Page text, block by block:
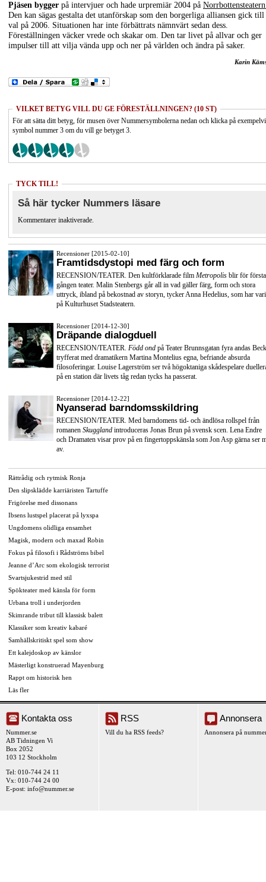
Pjäsen bygger på intervjuer och hade urpremiär 2004 på
Den kan sägas gestalta det utanförskap som den borgerliga alliansen gick till
val på 2006. Situationen har inte förbättrats nämnvärt sedan dess.
Föreställningen väcker vrede och skakar om. Den tar livet på allvar och ger
impulser till att vilja vända upp och ner på världen och ändra på saker.
Karin
VILKET BETYG VILL DU GE FÖRESTÄLLNINGEN? (10 ST)
För att sätta ditt betyg, för musen över Nummersymbolerna nedan och klicka på
symbol nummer 3 om du vill ge betyget 3.
TYCK TILL!
Så här tycker Nummers läsare
Kommentarer inaktiverade.
Recensioner [2015-02-10]
Framtidsdystopi med färg och form
RECENSION/TEATER. Den kultförklarade film Metropolis blir för första
gången teater. Malin Stenbergs går all in vad gäller färg, form och stora
uttryck, ibland på bekostnad av storyn, tycker Anna Hedelius, som har
på Kulturhuset Stadsteatern.
Recensioner [2014-12-30]
Dräpande dialogduell
RECENSION/TEATER. Född ond på Teater Brunnsgatan fyra andas
tryfferat med dramatikern Martina Montelius egna, befriande absurda
filosoferingar. Louise Lagerström ser två högoktaniga skådespelare
på en station där livets tåg redan tycks ha passerat.
Recensioner [2014-12-22]
Nyanserad barndomsskildring
RECENSION/TEATER. Med barndomens tid- och ändlösa rollspel från
romanen Skuggland introduceras Jonas Brun på svensk scen. Lena Endre
och Dramaten visar prov på en fingertoppskänsla som Jon Asp gärna ser
av.
Rättrådig och rytmisk Ronja
Den slipsklädde karriäristen Tartuffe
Frigörelse med dissonans
Ibsens lustspel placerat på lyxspa
Ungdomens olidliga ensamhet
Magisk, modern och maxad Robin
Fokus på filosofi i Rådströms bibel
Jeanne d’Arc som ekologisk terrorist
Svartsjukestrid med stil
Spökteater med känsla för form
Urbana troll i underjorden
Skimrande tribut till klassisk balett
Klassiker som kreativ kabaré
Samhällskritiskt spel som show
Ett kalejdoskop av känslor
Mästerligt konstruerad Mayenburg
Rappt om historisk hen
Läs fler
Kontakta oss
Nummer.se
AB Tidningen Vi
Box 2052
103 12 Stockholm
Tel: 010-744 24 11
Vx: 010-744 24 00
E-post: info@nummer.se
RSS
Vill du ha RSS feeds?
Annonsera
Annonsera på